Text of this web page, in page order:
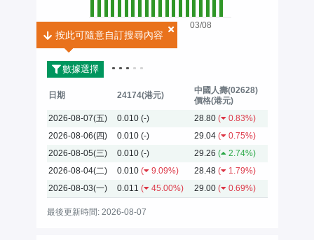
03/08
2026
數據選擇
按此可隨意自訂搜尋內容
按此可隨意自訂搜尋內容
日期 24174(港元)
中國人壽(02628)
價格(港元)
2026-08-07(五)
0.010 (-) 28.80 (
0.83%)
2026-08-06(四)
0.010 (-) 29.04 (
0.75%)
2026-08-05(三)
0.010 (-) 29.26 (
2.74%)
2026-08-04(二)
0.010 ( 9.09%) 28.48 (
1.79%)
2026-08-03(一)
0.011 ( 45.00%) 29.00 ( 0.69%)
最後更新時間: 2026-08-07